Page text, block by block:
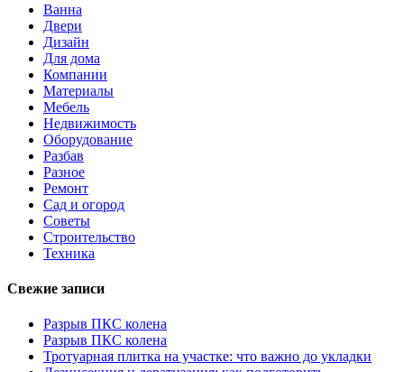
Ванна
Двери
Дизайн
Для дома
Компании
Материалы
Мебель
Недвижимость
Оборудование
Разбав
Разное
Ремонт
Сад и огород
Советы
Строительство
Техника
Свежие записи
Разрыв ПКС колена
Разрыв ПКС колена
Тротуарная плитка на участке: что важно до укладки